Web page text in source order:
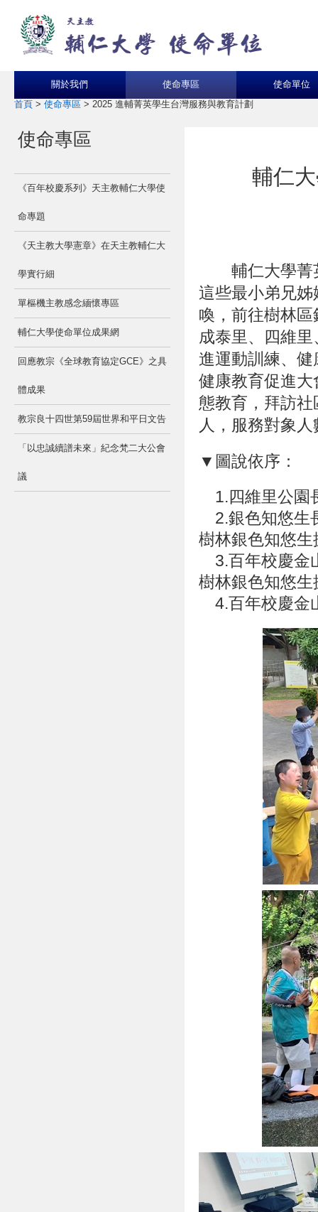
關於我們 使命專區 使命單位
首頁 > 使命專區 > 2025 進輔菁英學生台灣服務與教育計劃
使命專區
《百年校慶系列》天主教輔仁大學使
命專題
《天主教大學憲章》在天主教輔仁大
學實行細
單樞機主教感念緬懷專區
輔仁大學使命單位成果網
回應教宗《全球教育協定GCE》之具
體成果
教宗良十四世第59屆世界和平日文告
「以忠誠續譜未來」紀念梵二大公會
議
輔仁
輔仁大學菁英
這些最小弟兄
喚，前往樹林
成泰里、四維
進運動訓練、
健康教育促進
態教育，拜訪
人，服務對象
▼圖說依序：
1.四維里公園
2.銀色知悠生
樹林銀色知悠生
3.百年校慶金
樹林銀色知悠生
4.百年校慶金